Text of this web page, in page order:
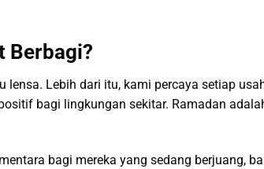
Berbagi?
Lebih dari itu, kami percaya setiap
bagi lingkungan sekitar. Ramadan
bagi mereka yang sedang berjuang,